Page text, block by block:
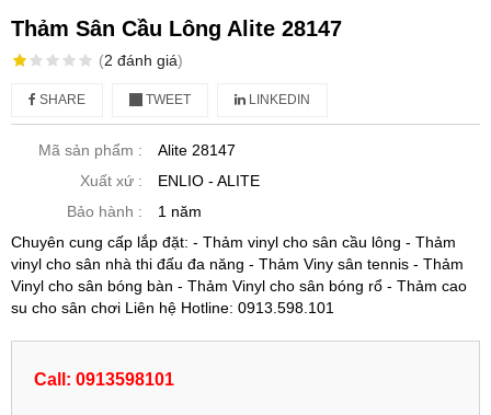
Thảm Sân Cầu Lông Alite 28147
(2 đánh giá)
SHARE TWEET LINKEDIN
Mã sản phẩm :
Alite 28147
Xuất xứ :
ENLIO - ALITE
Bảo hành :
1 năm
Chuyên cung cấp lắp đặt: - Thảm vinyl cho sân cầu lông - Thảm
vinyl cho sân nhà thi đấu đa năng - Thảm Viny sân tennis - Thảm
Vinyl cho sân bóng bàn - Thảm Vinyl cho sân bóng rổ - Thảm cao
su cho sân chơi Liên hệ Hotline: 0913.598.101
Call: 0913598101